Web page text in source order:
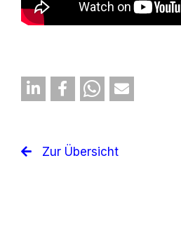
Zur Übersicht